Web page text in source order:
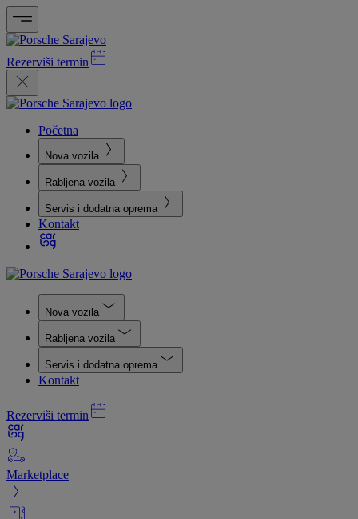
Rezerviši termin
Početna
Nova vozila
Rabljena vozila
Servis i dodatna oprema
Kontakt
Nova vozila
Rabljena vozila
Servis i dodatna oprema
Kontakt
Rezerviši termin
Marketplace